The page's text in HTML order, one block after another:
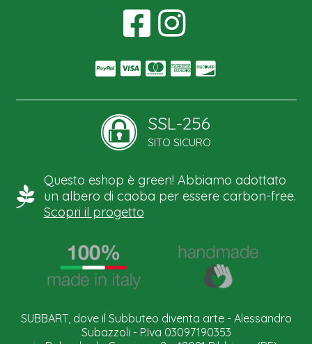
SSL-256
SITO SICURO
Questo eshop è green! Abbiamo adottato
un albero di caoba per essere carbon-free.
Scopri il progetto
SUBBART, dove il Subbuteo diventa arte - Alessandro
Subazzoli - P.Iva 03097190353